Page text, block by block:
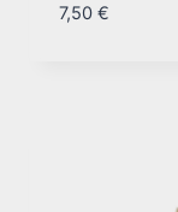
7,50 €